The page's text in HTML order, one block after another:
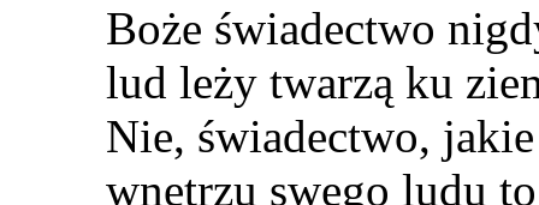
Boże świadectwo
lud leży twarzą ku
Nie, świadectwo,
wnętrzu swego ludu